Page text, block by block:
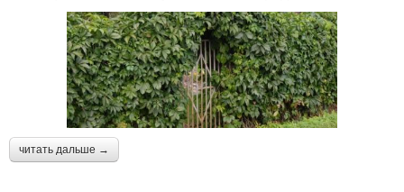
читать дальше →